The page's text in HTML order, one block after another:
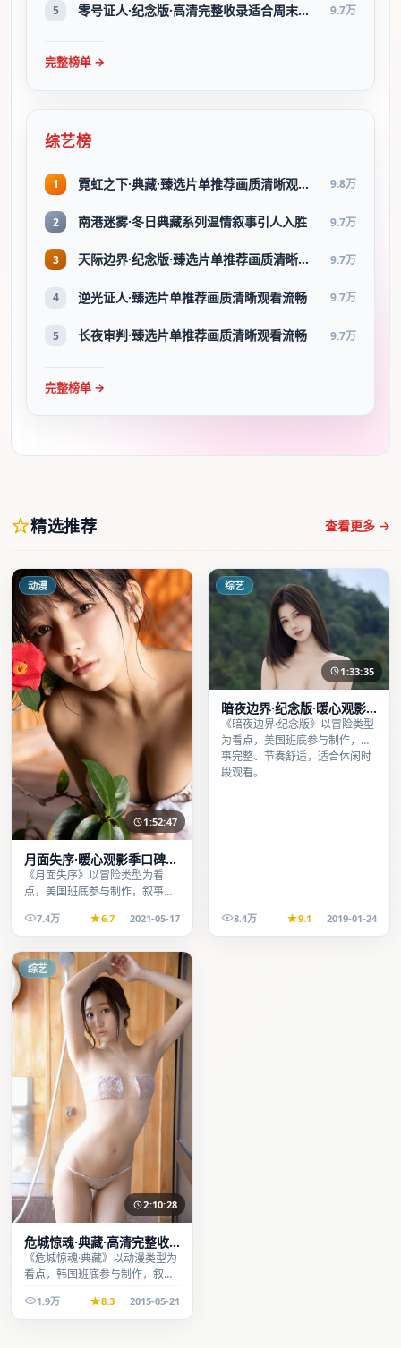
5 零号证人·纪念版·高清完整收录适合周末一口气刷完 9.7万
完整榜单 →
综艺榜
1 霓虹之下·典藏·臻选片单推荐画质清晰观看流畅 9.8万
2 南港迷雾·冬日典藏系列温情叙事引人入胜 9.7万
3 天际边界·纪念版·臻选片单推荐画质清晰观看流畅 9.7万
4 逆光证人·臻选片单推荐画质清晰观看流畅 9.7万
5 长夜审判·臻选片单推荐画质清晰观看流畅 9.7万
完整榜单 →
精选推荐 查看更多 →
动漫
1:52:47
月面失序·暖心观影季口碑发
酵持续升温
《月面失序》以冒险类型为看
点，美国班底参与制作，叙事完
看。7.4万 6.7 2021-05-17
综艺
1:33:35
暗夜边界·纪念版·暖心观影
季口碑发酵持续升温
《暗夜边界·纪念版》以冒险类型
为看点，美国班底参与制作，叙
事完整、节奏舒适，适合休闲时
段观看。
8.4万 9.1 2019-01-24
综艺
2:10:28
危城惊魂·典藏·高清完整收
录适合周末一口气刷完
《危城惊魂·典藏》以动漫类型为
看点，韩国班底参与制作，叙事
观看。
1.9万 8.3 2015-05-21